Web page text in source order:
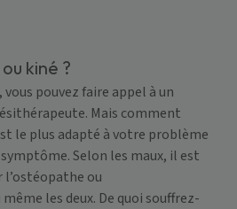
kiné ?
vous pouvez faire appel à un
Mais comment
le plus adapté à votre problème
Selon les maux, il est
ou
les deux. De quoi souffrez-